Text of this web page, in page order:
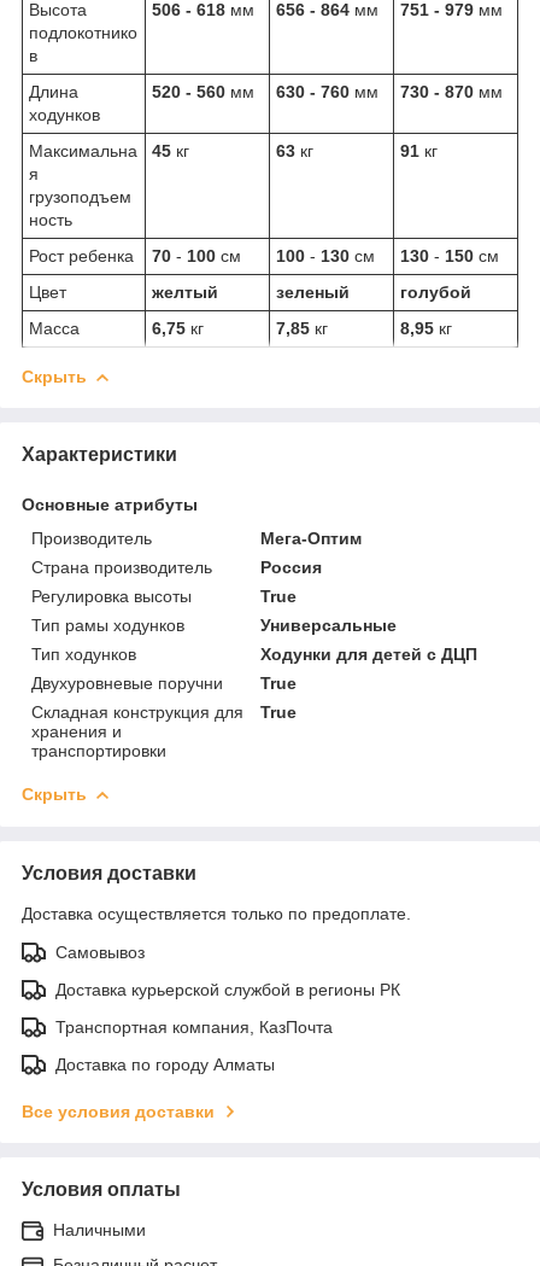
Высота
подлокотнико
в
506 - 618 мм 656 - 864 мм 751 - 979 мм
Длина
ходунков
520 - 560 мм 630 - 760 мм 730 - 870 мм
Максимальна
я
грузоподъем
ность
45 кг 63 кг 91 кг
Рост ребенка 70 - 100 см 100 - 130 см 130 - 150 см
Цвет
желтый зеленый
голубой
Масса
6,75 кг 7,85 кг 8,95 кг
Скрыть
Характеристики
Основные атрибуты
Производитель
Мега-Оптим
Страна производитель
Россия
Регулировка высоты
True
Тип рамы ходунков
Универсальные
Тип ходунков
Ходунки для детей с ДЦП
Двухуровневые поручни
True
Складная конструкция для
хранения и
транспортировки
True
Скрыть
Условия доставки
Доставка осуществляется только по предоплате.
Самовывоз
Доставка курьерской службой в регионы РК
Транспортная компания, КазПочта
Доставка по городу Алматы
Все условия доставки
Условия оплаты
Наличными